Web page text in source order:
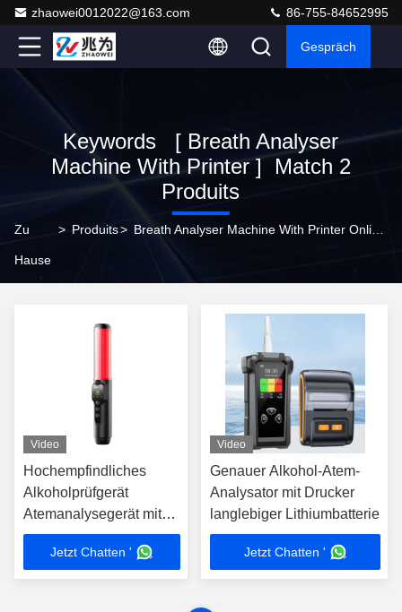
zhaowei0012022@163.com 86-755-84652995
Gespräch
Keywords [ Breath Analyser
Machine With Printer ] Match 2
Produits
Zu
Hause
> Produits>
Video
Hochempfindliches
Alkoholprüfgerät
Atemanalysegerät mit
UV-
Desinfektionsfunktion
Jetzt Chatten '
Video
Genauer Alkohol-Atem-
Analysator mit Drucker
langlebiger Lithiumbatterie
Jetzt Chatten '